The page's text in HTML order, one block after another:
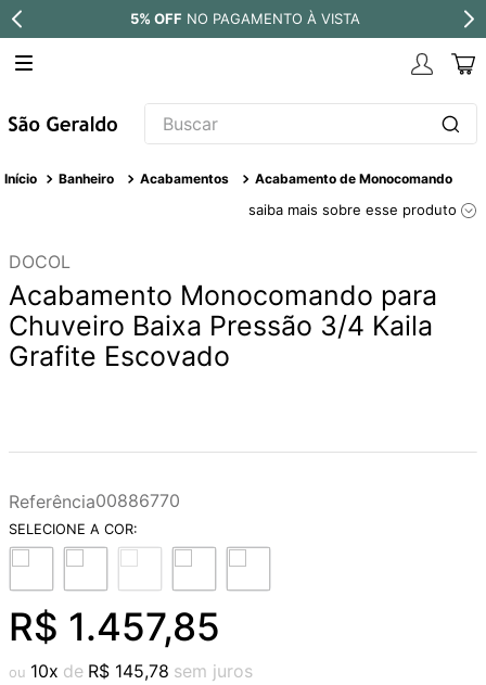
5% OFF NO PAGAMENTO À VISTA
Buscar
Banheiro Acabamentos Acabamento de Monocomando
saiba mais sobre esse produto
DOCOL
Acabamento Monocomando para
Chuveiro Baixa Pressão 3/4 Kaila
Grafite Escovado
Referência00886770
R$ 1.457,85
10 R$ 145,78
TERMOS MAIS BUSCADOS
4 º
atlas
5º
red gold
9º
cobre escovado
10º grafite escovado